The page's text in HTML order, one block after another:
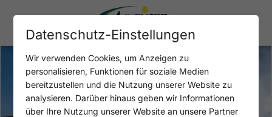
Datenschutz-Einstellungen
Wir verwenden Cookies, um Anzeigen zu
personalisieren, Funktionen für soziale Medien
bereitzustellen und die Nutzung unserer Website zu
analysieren. Darüber hinaus geben wir Informationen
über Ihre Nutzung unserer Website an unsere Partner